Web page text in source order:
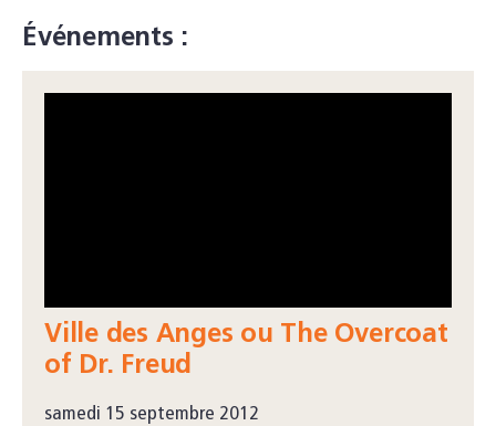
Événements :
Ville des Anges ou The Overcoat
of Dr. Freud
samedi 15 septembre 2012